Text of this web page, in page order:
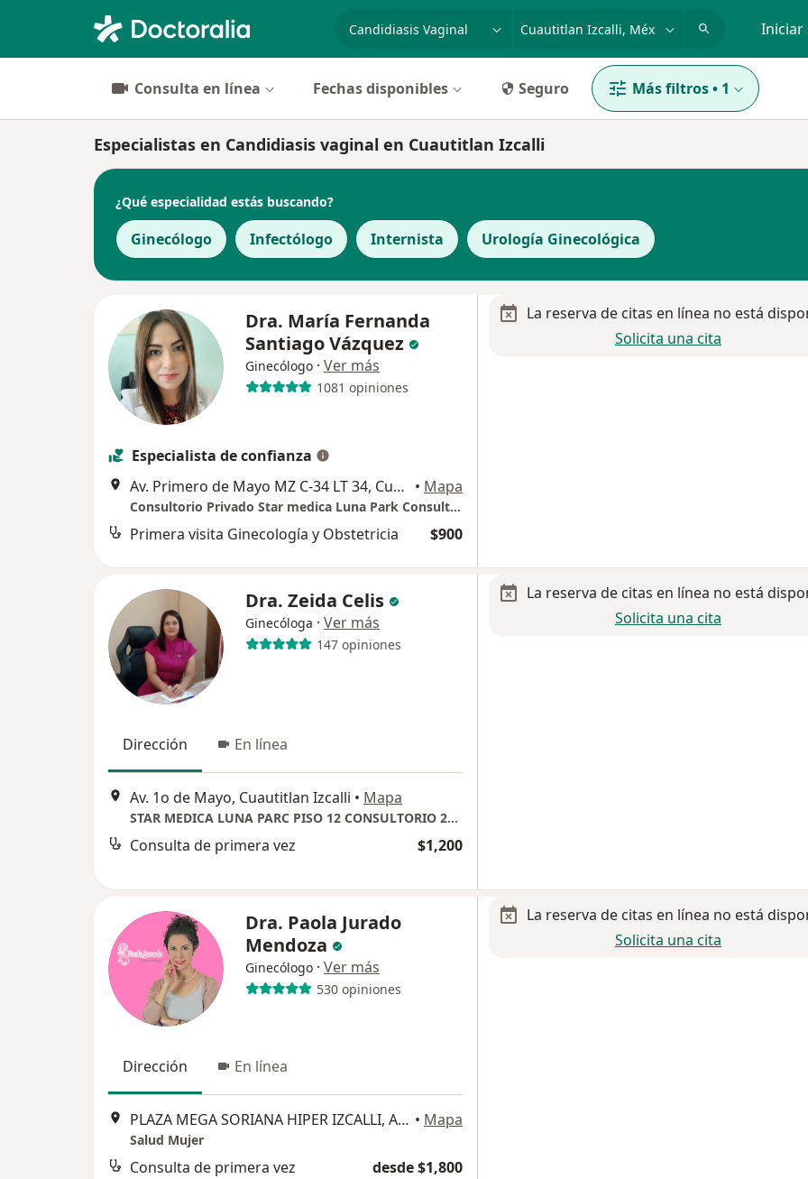
Iniciar
Consulta en línea Fechas disponibles Seguro Más filtros• 1
Especialistas en Candidiasis vaginal en Cuautitlan Izcalli
¿Qué especialidad estás buscando?
Ginecólogo Infectólogo Internista Urología Ginecológica
Dra. María Fernanda
Santiago Vázquez
Ginecólogo · Ver más
1081 opiniones
Especialista de confianza
Av. Primero de Mayo MZ C-34 LT 34, Cuautitlan Izcalli • Mapa
Consultorio Privado Star medica Luna Park Consultorio 712-B
Primera visita Ginecología y Obstetricia $900
La reserva de citas en línea no está
Solicita una cita
Dra. Zeida Celis
Ginecóloga · Ver más
147 opiniones
Dirección En línea
Av. 1o de Mayo, Cuautitlan Izcalli • Mapa
STAR MEDICA LUNA PARC PISO 12 CONSULTORIO 20 (1220)
Consulta de primera vez $1,200
La reserva de citas en línea no está
Solicita una cita
Dra. Paola Jurado
Mendoza
Ginecólogo · Ver más
530 opiniones
Dirección En línea
PLAZA MEGA SORIANA HIPER IZCALLI, Av. Primero de Mayo MZ c-24, Centro Urbano, 54700, Cuautitlan Izcalli • Mapa
Salud Mujer
Consulta de primera vez desde $1,800
La reserva de citas en línea no está
Solicita una cita